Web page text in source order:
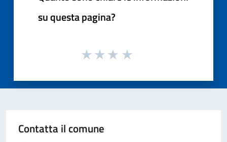
su questa pagina?
Contatta il comune